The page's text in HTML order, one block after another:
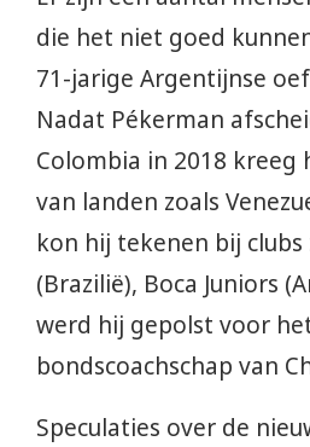
die het niet goed
71-jarige Argentijnse
Nadat Pékerman
Colombia in 2018 kreeg
van landen zoals
kon hij tekenen bij clubs
(Brazilië), Boca Juniors
werd hij gepolst voor
bondscoachschap van
Speculaties over de